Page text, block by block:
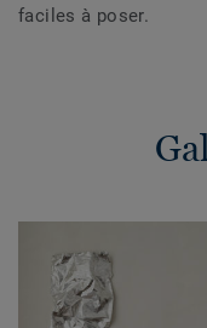
faciles à poser.